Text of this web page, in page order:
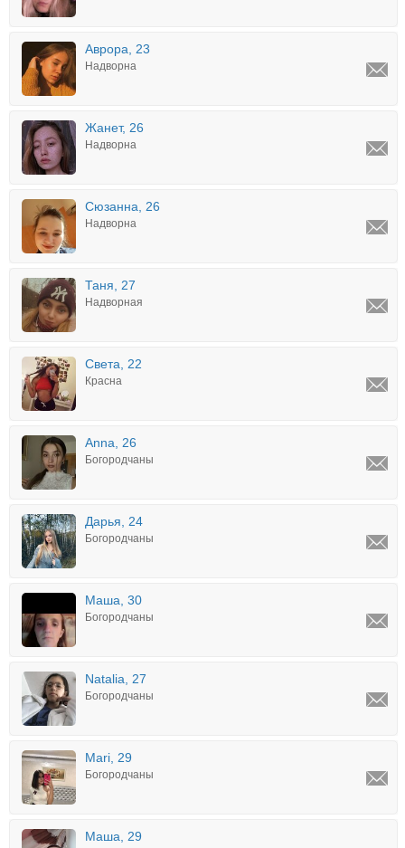
Аврора, 23
Надворна
Жанет, 26
Надворна
Сюзанна, 26
Надворна
Таня, 27
Надворная
Света, 22
Красна
Anna, 26
Богородчаны
Дарья, 24
Богородчаны
Маша, 30
Богородчаны
Natalia, 27
Богородчаны
Mari, 29
Богородчаны
Маша, 29